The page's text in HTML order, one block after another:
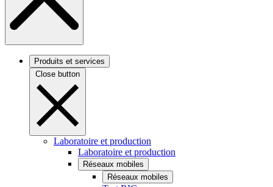
Produits et services
Close button
Laboratoire et production
Laboratoire et production
Réseaux mobiles
Réseaux mobiles